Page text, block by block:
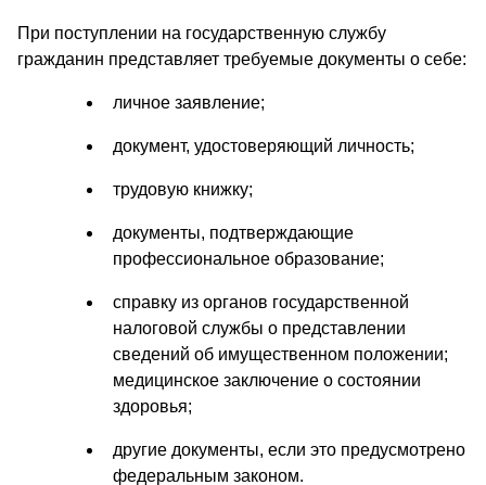
При поступлении на государственную службу
гражданин представляет требуемые документы о себе:
личное заявление;
документ, удостоверяющий личность;
трудовую книжку;
документы, подтверждающие
профессиональное образование;
справку из органов государственной
налоговой службы о представлении
сведений об имущественном положении;
медицинское заключение о состоянии
здоровья;
другие документы, если это предусмотрено
федеральным законом.